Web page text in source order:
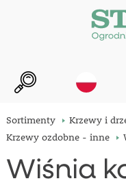
Sortimenty
Krzewy i
Krzewy ozdobne - inne
Wiśnia